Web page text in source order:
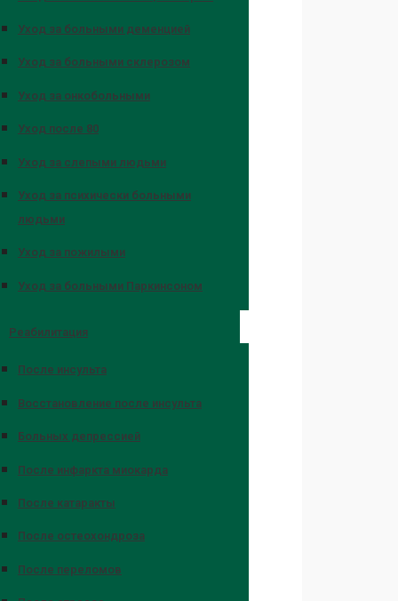
Уход за больными деменцией
Уход за больными склерозом
Уход за онкобольными
Уход после 80
Уход за слепыми людьми
Уход за психически больными
людьми
Уход за пожилыми
Уход за больными Паркинсоном
Реабилитация
После инсульта
Восстановление после инсульта
Больных депрессией
После инфаркта миокарда
После катаракты
После остеохондроза
После переломов